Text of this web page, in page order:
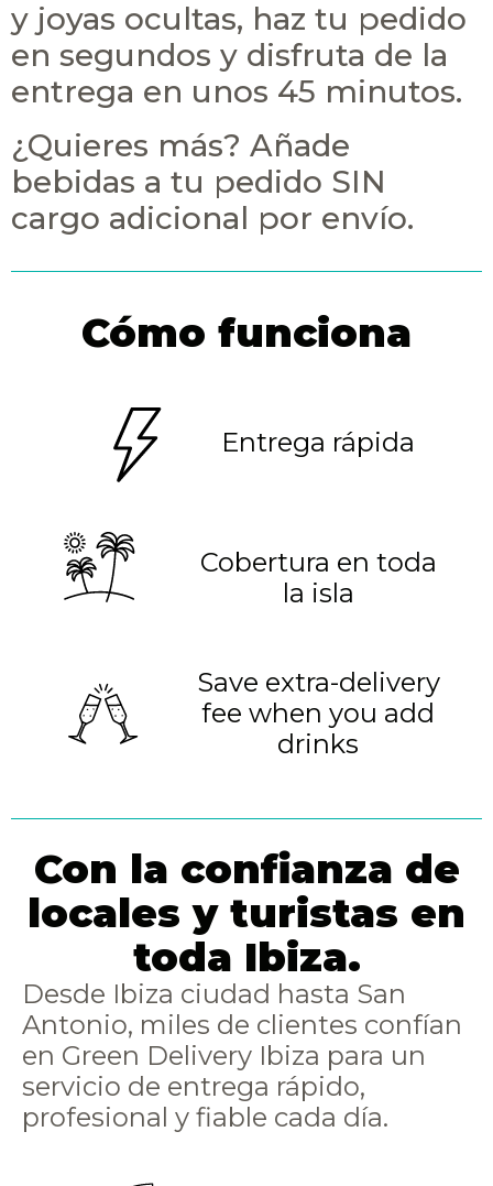
y joyas ocultas, haz tu pedido
en segundos y disfruta de la
entrega en unos 45 minutos.
¿Quieres más? Añade
bebidas a tu pedido SIN
cargo adicional por envío.
Cómo funciona
Entrega rápida
Cobertura en toda
la isla
Save extra-delivery
fee when you add
drinks
Con la confianza de
locales y turistas en
toda Ibiza.
Desde Ibiza ciudad hasta San
Antonio, miles de clientes confían
en Green Delivery Ibiza para un
servicio de entrega rápido,
profesional y fiable cada día.